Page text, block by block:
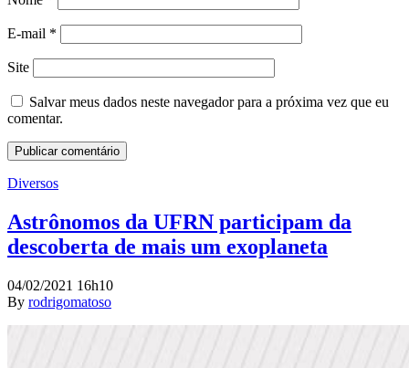
E-mail *
Site
Salvar meus dados neste navegador para a próxima vez que eu
comentar.
Diversos
Astrônomos da UFRN participam da
descoberta de mais um exoplaneta
04/02/2021 16h10
By rodrigomatoso